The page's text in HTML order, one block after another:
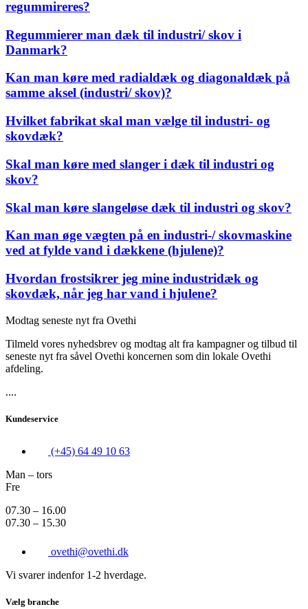
regummireres?
Regummierer man dæk til industri/ skov i
Danmark?
Kan man køre med radialdæk og diagonaldæk på
samme aksel (industri/ skov)?
Hvilket fabrikat skal man vælge til industri- og
skovdæk?
Skal man køre med slanger i dæk til industri og
skov?
Skal man køre slangeløse dæk til industri og skov?
Kan man øge vægten på en industri-/ skovmaskine
ved at fylde vand i dækkene (hjulene)?
Hvordan frostsikrer jeg mine industridæk og
skovdæk, når jeg har vand i hjulene?
Modtag seneste nyt fra Ovethi
Tilmeld vores nyhedsbrev og modtag alt fra kampagner og tilbud til
seneste nyt fra såvel Ovethi koncernen som din lokale Ovethi
afdeling.
....
Kundeservice
(+45) 64 49 10 63
Man – tors
Fre
07.30 – 16.00
07.30 – 15.30
ovethi@ovethi.dk
Vi svarer indenfor 1-2 hverdage.
Vælg branche